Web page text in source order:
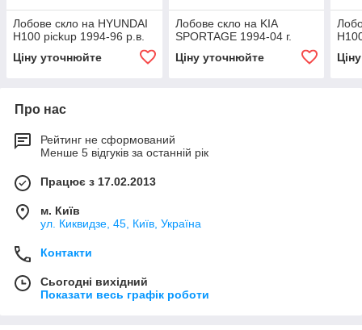
Лобове скло на HYUNDAI
H100 pickup 1994-96 р.в.
Ціну уточнюйте
Лобове скло на KIA
SPORTAGE 1994-04 г.
Ціну уточнюйте
Про нас
Рейтинг не сформований
Менше 5 відгуків за останній рік
Працює з 17.02.2013
м. Київ
ул. Киквидзе, 45, Київ, Україна
Контакти
Сьогодні вихідний
Показати весь графік роботи